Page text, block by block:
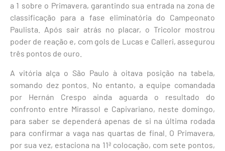
a 1 sobre o Primavera, garantindo sua entrada na zona de
classificação para a fase eliminatória do Campeonato
Paulista. Após sair atrás no placar, o Tricolor mostrou
poder de reação e, com gols de Lucas e Calleri, assegurou
três pontos de ouro.
A vitória alça o São Paulo à oitava posição na tabela,
somando dez pontos. No entanto, a equipe comandada
por Hernán Crespo ainda aguarda o resultado do
confronto entre Mirassol e Capivariano, neste domingo,
para saber se dependerá apenas de si na última rodada
para confirmar a vaga nas quartas de final. O Primavera,
por sua vez, estaciona na 11ª colocação, com sete pontos,